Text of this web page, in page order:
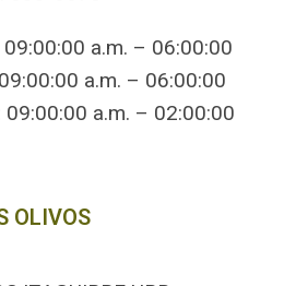
09:00:00 a.m. – 06:00:00
a.m. – 06:00:00
09:00:00 a.m. – 02:00:00
OLIVOS